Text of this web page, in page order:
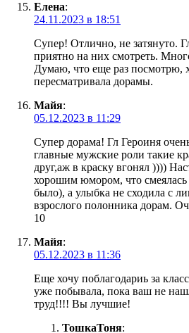
Елена:
24.11.2023 в 18:51
Супер! Отлично, не затянуто.
приятно на них смотреть.
Думаю, что еще раз посмотрю,
пересматривала дорамы.
Майя:
05.12.2023 в 11:29
Супер дорама! Гл Героиня
главные мужские роли такие
друг,аж в краску вгонял ))))
хорошим юмором, что
было), а улыбка не сходила с
взрослого полонника дорам.
10
Майя:
05.12.2023 в 11:36
Еще хочу поблагодариь за
уже побывала, пока ваш не
труд!!!! Вы лучшие!
ТошкаТоня: